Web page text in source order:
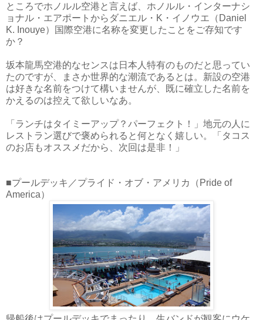
ところでホノルル空港と言えば、ホノルル・インターナシ
ョナル・エアポートからダニエル・K・イノウエ（Daniel
K. Inouye）国際空港に名称を変更したことをご存知です
か？
坂本龍馬空港的なセンスは日本人特有のものだと思ってい
たのですが、まさか世界的な潮流であるとは。新設の空港
は好きな名前をつけて構いませんが、既に確立した名前を
かえるのは控えて欲しいなあ。
「ランチはタイミーアップ？パーフェクト！」地元の人に
レストラン選びで褒められると何となく嬉しい。「タコス
のお店もオススメだから、次回は是非！」
■プールデッキ／プライド・オブ・アメリカ（Pride of
America）